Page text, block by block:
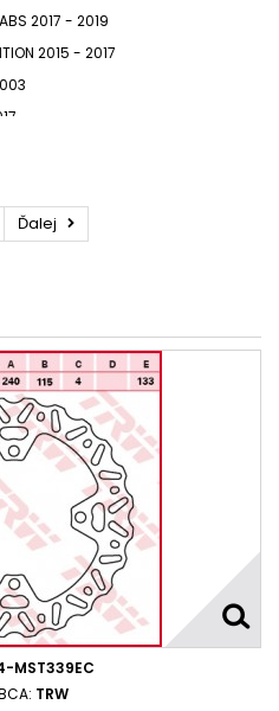
2017 - 2019
2015 - 2017
Kawasaki 125 KX 1989 - 1991
Kawasaki 125 SM 2006
Kawasaki KX 125 2003 - 2005
Ďalej
MST339EC
TRW